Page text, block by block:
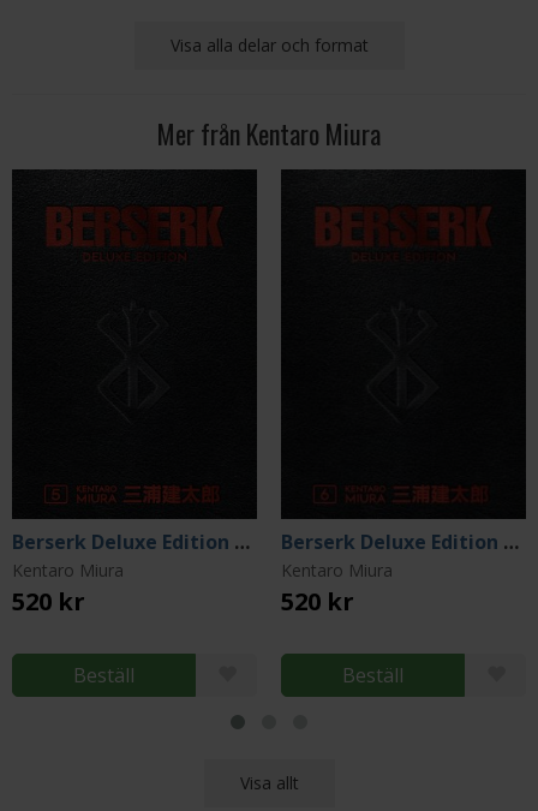
Visa alla delar och format
Mer från Kentaro Miura
Berserk Deluxe Edition Vol 5
Kentaro Miura
520 kr
Beställ
Berserk Deluxe Edition Vol 6
Kentaro Miura
520 kr
Beställ
Visa allt